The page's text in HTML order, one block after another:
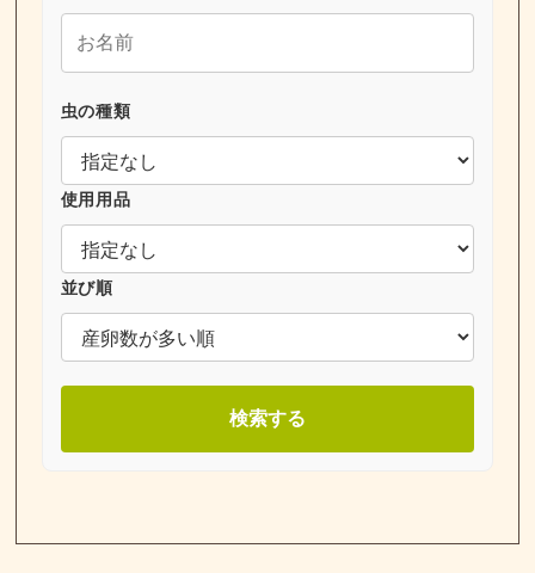
虫の種類
使用用品
並び順
検索する